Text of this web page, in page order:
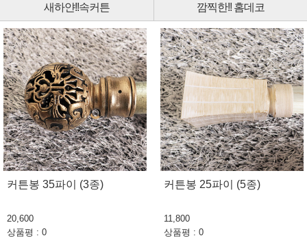
새하얀!!속커튼 깜찍한!! 홈데코
커튼봉 35파이 (3종)
20,600
상품평 : 0
커튼봉 25파이 (5종)
11,800
상품평 : 0